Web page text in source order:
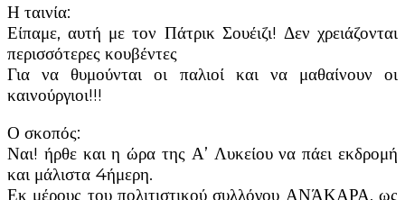
Η ταινία:
Είπαμε, αυτή με τον Πάτρικ Σουέιζι! Δεν χρειάζονται
περισσότερες κουβέντες
Για να θυμούνται οι παλιοί και να μαθαίνουν οι
καινούργιοι!!!
Ο σκοπός:
Ναι! ήρθε και η ώρα της Α’ Λυκείου να πάει εκδρομή
και μάλιστα 4ήμερη.
Εκ μέρους του πολιτιστικού συλλόγου ΑΝΆΚΑΡΑ, ως